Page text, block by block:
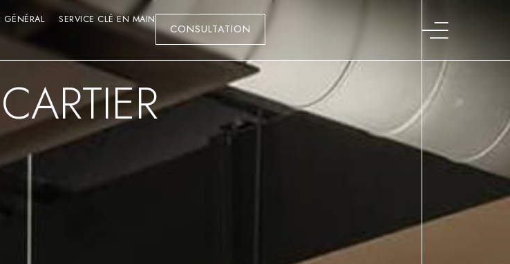
GÉNÉRAL SERVICE CLÉ EN MAIN
CONSULTATION